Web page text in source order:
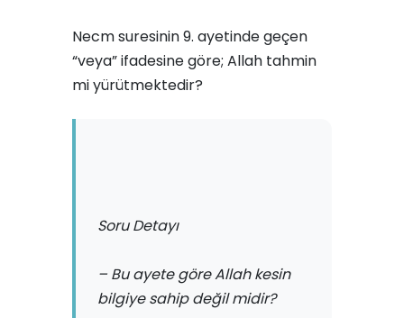
Necm suresinin 9. ayetinde geçen
“veya” ifadesine göre; Allah tahmin
mi yürütmektedir?
Soru Detayı
– Bu ayete göre Allah kesin
bilgiye sahip değil midir?